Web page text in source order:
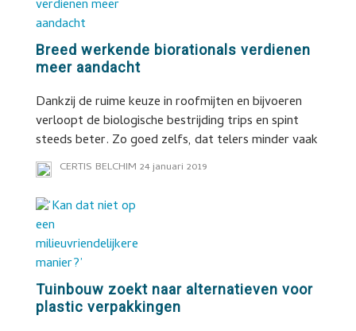
Breed werkende biorationals verdienen
meer aandacht
Dankzij de ruime keuze in roofmijten en bijvoeren
verloopt de biologische bestrijding trips en spint
steeds beter. Zo goed zelfs, dat telers minder vaak
CERTIS BELCHIM 24 januari 2019
Tuinbouw zoekt naar alternatieven voor
plastic verpakkingen